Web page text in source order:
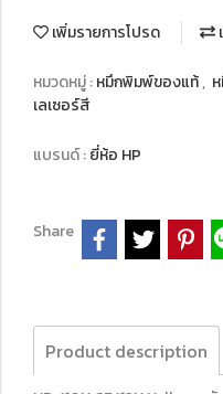
เพิ่มรายการโปรด
หมวดหมู่ :หมึกพิมพ์ของแท้,
เลเซอร์สี
แบรนด์ :ยี่ห้อ HP
Share
Product description